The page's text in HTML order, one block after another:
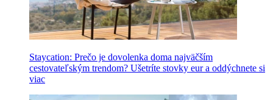
Staycation: Prečo je dovolenka doma najväčším
cestovateľským trendom? Ušetríte stovky eur a oddýchnete si
viac